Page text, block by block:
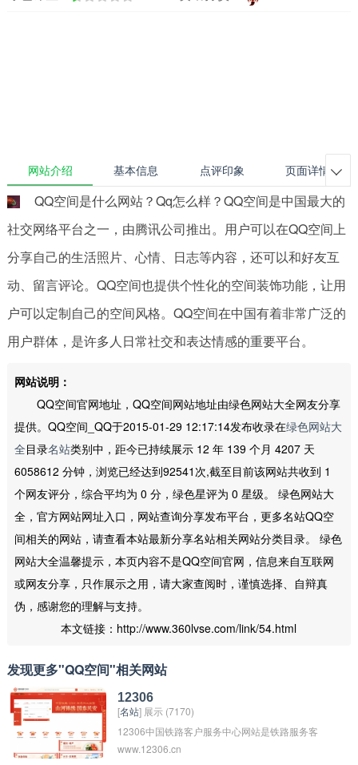
网站介绍 基本信息 点评印象 页面详情 
QQ空间是什么网站？Qq怎么样？QQ空间是中国最大的
社交网络平台之一，由腾讯公司推出。用户可以在QQ空间上
分享自己的生活照片、心情、日志等内容，还可以和好友互
动、留言评论。QQ空间也提供个性化的空间装饰功能，让用
户可以定制自己的空间风格。QQ空间在中国有着非常广泛的
用户群体，是许多人日常社交和表达情感的重要平台。
网站说明：
QQ空间官网地址，QQ空间网站地址由绿色网站大全网友分享
提供。QQ空间_QQ于2015-01-29 12:17:14发布收录在绿色网站大
全目录名站类别中，距今已持续展示 12 年 139 个月 4207 天
6058612 分钟，浏览已经达到92541次,截至目前该网站共收到 1
个网友评分，综合平均为 0 分，绿色星评为 0 星级。 绿色网站大
全，官方网站网址入口，网站查询分享发布平台，更多名站QQ空
间相关的网站，请查看本站最新分享名站相关网站分类目录。 绿色
网站大全温馨提示，本页内容不是QQ空间官网，信息来自互联网
或网友分享，只作展示之用，请大家查阅时，谨慎选择、自辩真
伪，感谢您的理解与支持。
本文链接：http://www.360lvse.com/link/54.html
发现更多"QQ空间"相关网站
12306
[名站] 展示 (7170)
12306中国铁路客户服务中心网站是铁路服务客
户的重要窗口，将集成全路客货运输信息，为社
www.12306.cn